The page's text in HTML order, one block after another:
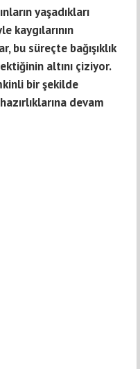
yaşadıkları
kaygılarının
süreçte bağışıklık
altını çiziyor.
bir şekilde
devam